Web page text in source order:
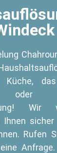
Küche,
oder
Wir
Ihnen
Rufen